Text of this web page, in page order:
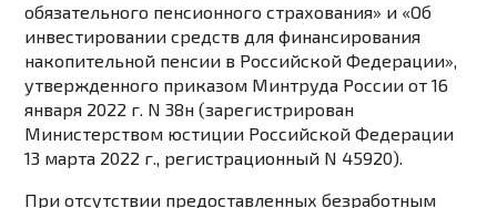
обязательного пенсионного страхования» и «Об
инвестировании средств для финансирования
накопительной пенсии в Российской Федерации»,
утвержденного приказом Минтруда России от 16
января 2022 г. N 38н (зарегистрирован
Министерством юстиции Российской Федерации
13 марта 2022 г., регистрационный N 45920).
При отсутствии предоставленных безработным